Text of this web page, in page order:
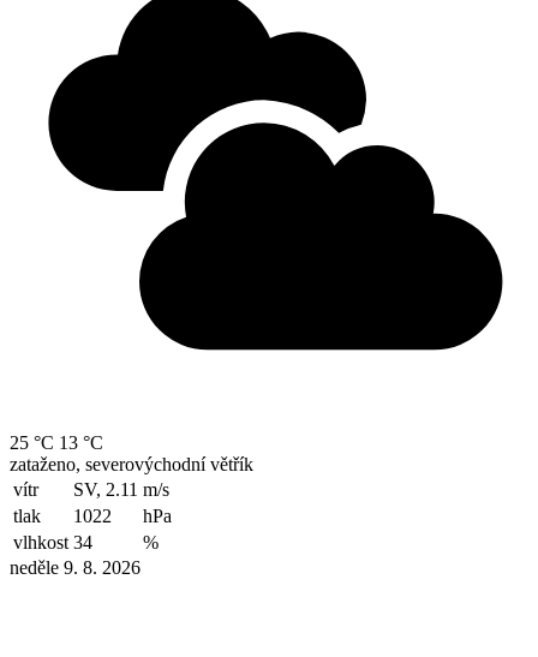
25 °C 13 °C
zataženo, severovýchodní větřík
vítr
SV, 2.11 m/s
tlak
1022
hPa
vlhkost 34
%
neděle 9. 8. 2026